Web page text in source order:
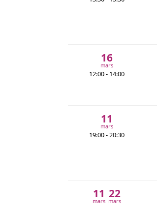
16
mars
12:00 - 14:00
11
mars
19:00 - 20:30
11
mars
22
mars